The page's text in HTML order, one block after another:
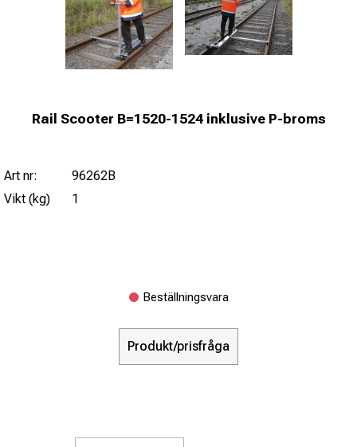
Rail Scooter B=1520-1524 inklusive P-broms
Art nr:
96262B
Vikt (kg)
1
Beställningsvara
Produkt/prisfråga